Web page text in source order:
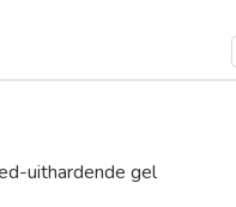
uithardende gel